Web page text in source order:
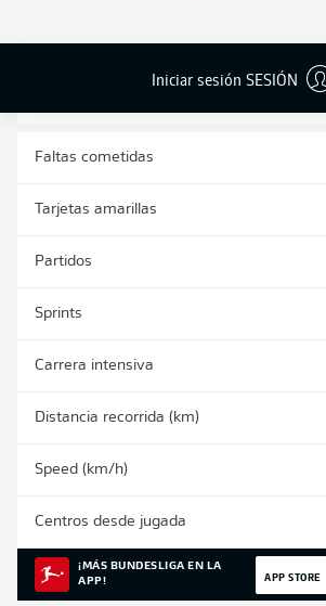
Iniciar sesión SESIÓN
DIVIDIDOS
0
AÉREOS
0
Faltas cometidas
Tarjetas amarillas
Partidos
Sprints
Carrera intensiva
Distancia recorrida (km)
Speed (km/h)
Centros desde jugada
¡MÁS BUNDESLIGA EN LA
APP!
APP STORE